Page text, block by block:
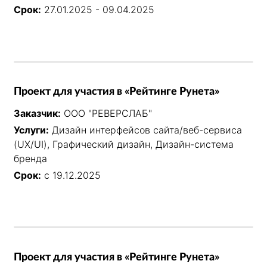
Срок: 27.01.2025 - 09.04.2025
Проект для участия в «Рейтинге Рунета»
Заказчик: ООО "РЕВЕРСЛАБ"
Услуги: Дизайн интерфейсов сайта/веб-сервиса
(UX/UI), Графический дизайн, Дизайн-система
бренда
Срок: с 19.12.2025
Проект для участия в «Рейтинге Рунета»